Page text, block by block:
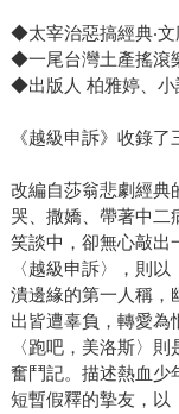
◆太宰治惡搞經典‧
◆一尾台灣土產搖滾
◆出版人 柏雅婷、小
《越級申訴》收錄了
改編自莎翁悲劇經典
哭、撒嬌、帶著中二
笑談中，卻無心敲出
〈越級申訴〉，則
潰邊緣的第一人稱，
出皆遭辜負，轉愛為
〈跑吧，美洛斯〉
奮鬥記。描述熱血少
短暫假釋的摯友，以